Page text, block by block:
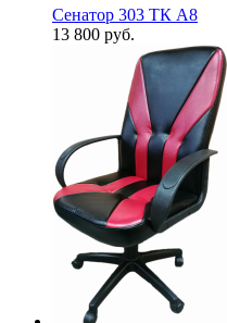
Сенатор 303 ТК А8
13 800 руб.